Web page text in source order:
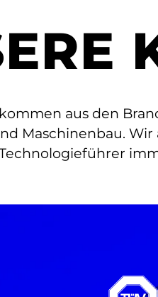
aus den
Maschinenbau.